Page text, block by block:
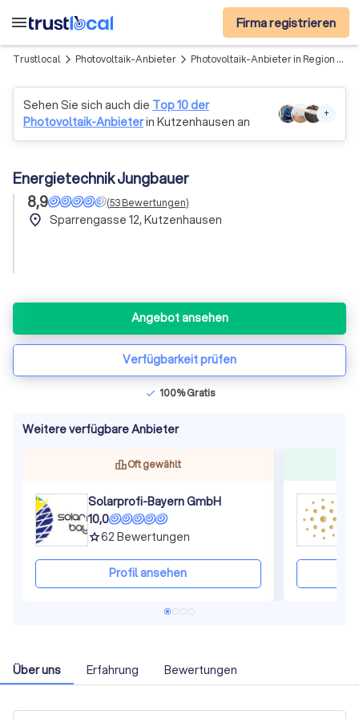
menu Firma registrieren
Trustlocal arrow_forward_ios Photovoltaik-Anbieter arrow_forward_ios Photovoltaik-Anbieter in Region Gessertshausen
Sehen Sie sich auch die Top 10 der
Photovoltaik-Anbieterin Kutzenhausen an
+
Energietechnik Jungbauer
8,9
(53Bewertungen)
place Sparrengasse 12, Kutzenhausen
Angebot ansehen
Verfügbarkeit prüfen
check 100% Gratis
Weitere verfügbare Anbieter
Oft gewählt
Solarprofi-Bayern GmbH
10,0
grade62 Bewertungen
Profil ansehen
Über uns Erfahrung Bewertungen